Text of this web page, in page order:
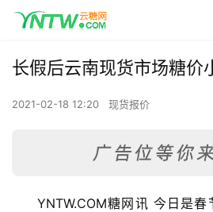
长假后云南现货市场糖价
2021-02-18 12:20 现货报价
YNTW.COM糖网讯 今日是